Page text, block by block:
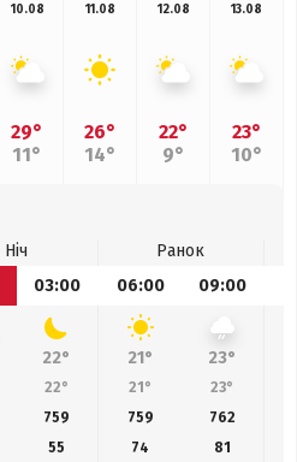
10.08
29°
11°
11.08
26°
14°
12.08
22°
9°
13.08
23°
10°
Ніч
Ранок
03:00 06:00 09:00
22° 21° 23°
22° 21° 23°
759 759 762
55 74 81